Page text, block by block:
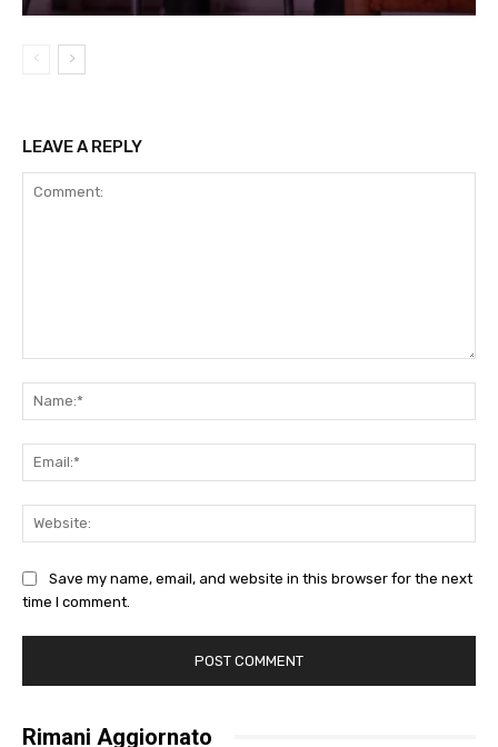
LEAVE A REPLY
Save my name, email, and website in this browser for the next
time I comment.
Rimani Aggiornato